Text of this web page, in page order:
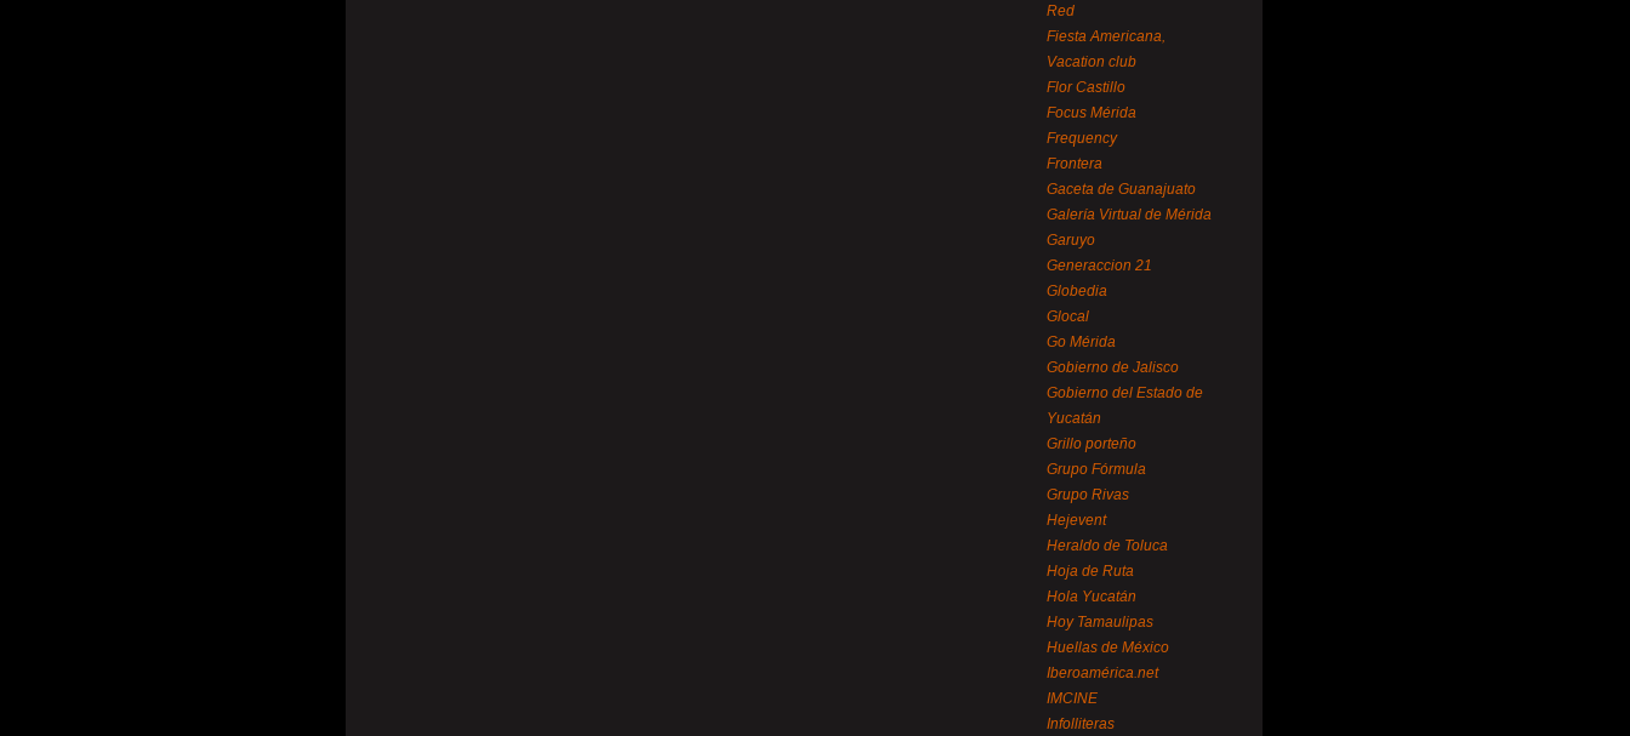
Red
Fiesta Americana,
Vacation club
Flor Castillo
Focus Mérida
Frequency
Frontera
Gaceta de Guanajuato
Galería Virtual de Mérida
Garuyo
Generaccion 21
Globedia
Glocal
Go Mérida
Gobierno de Jalisco
Gobierno del Estado de
Yucatán
Grillo porteño
Grupo Fórmula
Grupo Rivas
Hejevent
Heraldo de Toluca
Hoja de Ruta
Hola Yucatán
Hoy Tamaulipas
Huellas de México
Iberoamérica.net
IMCINE
Infolliteras